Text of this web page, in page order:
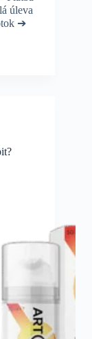
úleva
➔